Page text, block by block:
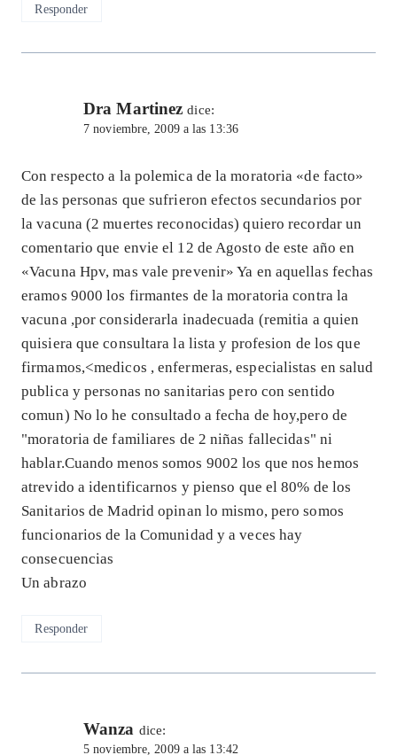
Responder
Dra Martinez dice:
7 noviembre, 2009 a las 13:36
Con respecto a la polemica de la moratoria «de facto»
de las personas que sufrieron efectos secundarios por
la vacuna (2 muertes reconocidas) quiero recordar un
comentario que envie el 12 de Agosto de este año en
«Vacuna Hpv, mas vale prevenir» Ya en aquellas fechas
eramos 9000 los firmantes de la moratoria contra la
vacuna ,por considerarla inadecuada (remitia a quien
quisiera que consultara la lista y profesion de los que
firmamos,<medicos , enfermeras, especialistas en salud
publica y personas no sanitarias pero con sentido
comun) No lo he consultado a fecha de hoy,pero de
"moratoria de familiares de 2 niñas fallecidas" ni
hablar.Cuando menos somos 9002 los que nos hemos
atrevido a identificarnos y pienso que el 80% de los
Sanitarios de Madrid opinan lo mismo, pero somos
funcionarios de la Comunidad y a veces hay
consecuencias
Un abrazo
Responder
Wanza dice:
5 noviembre, 2009 a las 13:42